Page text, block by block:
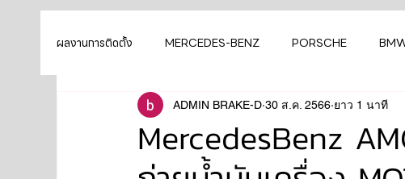
ผลงานการติดตั้ง MERCEDES-BENZ PORSCHE
BENTLEY LEXUS ยางรถยนต์ AUDI
MAHLE MAZDA TOYOTA
MercedesBenz
ADMIN BRAKE-D 30 ส.ค. 2566 ยาว 1 นาที